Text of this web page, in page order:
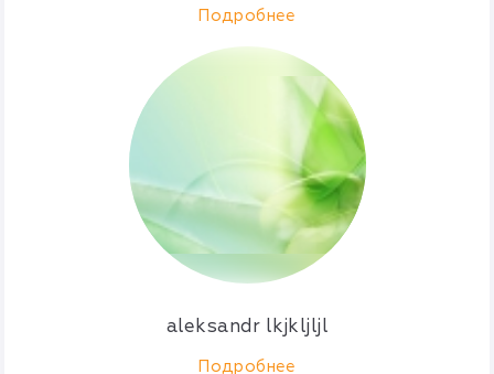
Подробнее
aleksandr lkjkljljl
Подробнее